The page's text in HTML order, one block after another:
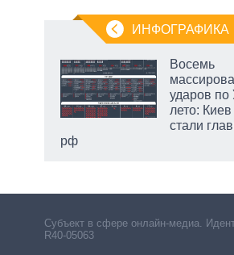
ИНФОГРАФИКА
Восемь
ударов по
лето:
стали
рф
Субъект в сфере онлайн-медиа.
R40-05063